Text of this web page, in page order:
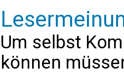
Um selbst
können